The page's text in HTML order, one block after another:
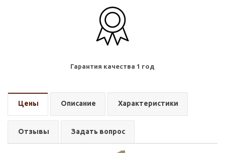
Гарантия качества 1 год
Цены Описание Характеристики
Отзывы Задать вопрос